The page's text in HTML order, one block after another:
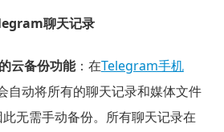
聊天记录
云备份功能：在Telegram手机
自动将所有的聊天记录和媒体文件
无需手动备份。所有聊天记录在